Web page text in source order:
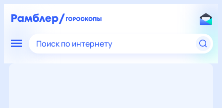
Поиск по интернету